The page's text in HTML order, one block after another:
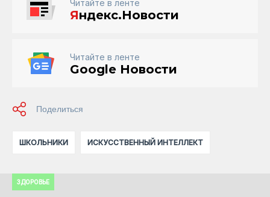
Читайте в ленте
Яндекс.Новости
Читайте в ленте
Google Новости
ШКОЛЬНИКИ ИСКУССТВЕННЫЙ ИНТЕЛЛЕКТ
ЗДОРОВЬЕ